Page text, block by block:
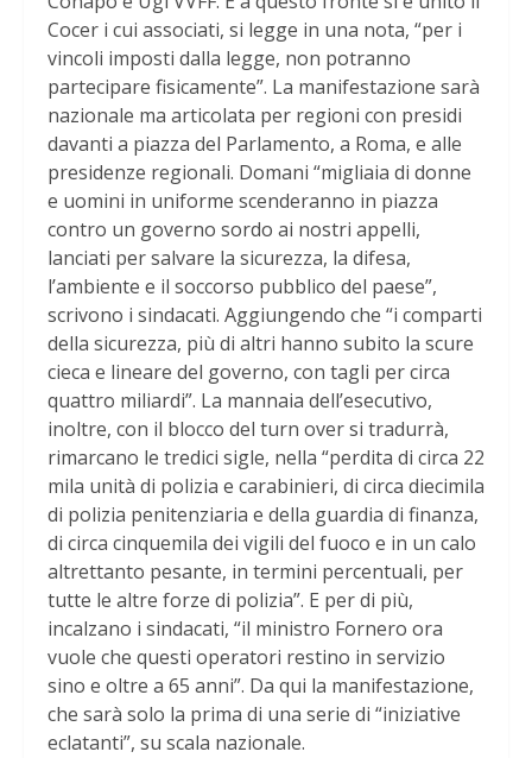
Cocer i cui associati, si legge in una nota, “per i
vincoli imposti dalla legge, non potranno
partecipare fisicamente”. La manifestazione sarà
nazionale ma articolata per regioni con presidi
davanti a piazza del Parlamento, a Roma, e alle
presidenze regionali. Domani “migliaia di donne
e uomini in uniforme scenderanno in piazza
contro un governo sordo ai nostri appelli,
lanciati per salvare la sicurezza, la difesa,
l’ambiente e il soccorso pubblico del paese”,
scrivono i sindacati. Aggiungendo che “i comparti
della sicurezza, più di altri hanno subito la scure
cieca e lineare del governo, con tagli per circa
quattro miliardi”. La mannaia dell’esecutivo,
inoltre, con il blocco del turn over si tradurrà,
rimarcano le tredici sigle, nella “perdita di circa 22
mila unità di polizia e carabinieri, di circa diecimila
di polizia penitenziaria e della guardia di finanza,
di circa cinquemila dei vigili del fuoco e in un calo
altrettanto pesante, in termini percentuali, per
tutte le altre forze di polizia”. E per di più,
incalzano i sindacati, “il ministro Fornero ora
vuole che questi operatori restino in servizio
sino e oltre a 65 anni”. Da qui la manifestazione,
che sarà solo la prima di una serie di “iniziative
eclatanti”, su scala nazionale.